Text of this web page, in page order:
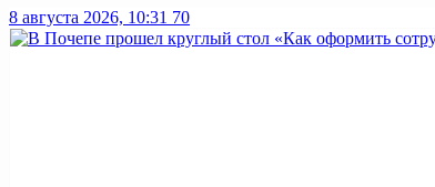
8 августа 2026, 10:31 70